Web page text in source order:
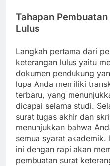
Tahapan
Lulus
Langkah pertama dari
keterangan lulus yaitu
dokumen pendukung
lupa Anda memiliki
terbaru, yang
dicapai selama studi.
surat tugas akhir dan
menunjukkan bahwa
semua syarat
ini dengan rapi akan
pembuatan surat